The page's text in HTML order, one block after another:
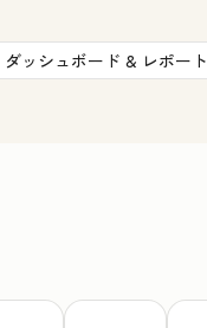
ダッシュボード & レポート